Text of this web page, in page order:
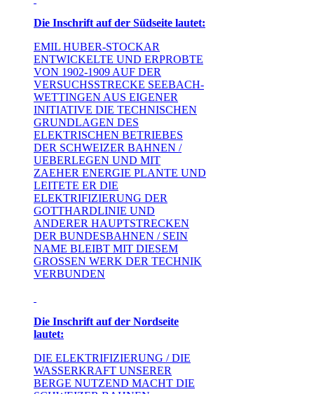
Die Inschrift auf der Südseite lautet:
EMIL HUBER-STOCKAR
ENTWICKELTE UND ERPROBTE
VON 1902-1909 AUF DER
VERSUCHSSTRECKE SEEBACH-
WETTINGEN AUS EIGENER
INITIATIVE DIE TECHNISCHEN
GRUNDLAGEN DES
ELEKTRISCHEN BETRIEBES
DER SCHWEIZER BAHNEN /
UEBERLEGEN UND MIT
ZAEHER ENERGIE PLANTE UND
LEITETE ER DIE
ELEKTRIFIZIERUNG DER
GOTTHARDLINIE UND
ANDERER HAUPTSTRECKEN
DER BUNDESBAHNEN / SEIN
NAME BLEIBT MIT DIESEM
GROSSEN WERK DER TECHNIK
VERBUNDEN
Die Inschrift auf der Nordseite
lautet:
DIE ELEKTRIFIZIERUNG / DIE
WASSERKRAFT UNSERER
BERGE NUTZEND MACHT DIE